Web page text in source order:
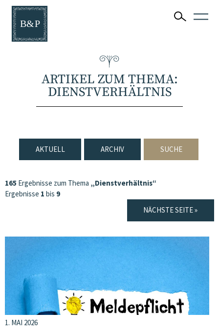
ARTIKEL ZUM THEMA:
DIENSTVERHÄLTNIS
AKTUELL ARCHIV SUCHE
165 Ergebnisse zum Thema „Dienstverhältnis“
Ergebnisse 1 bis 9
NÄCHSTE SEITE »
1. MAI 2026